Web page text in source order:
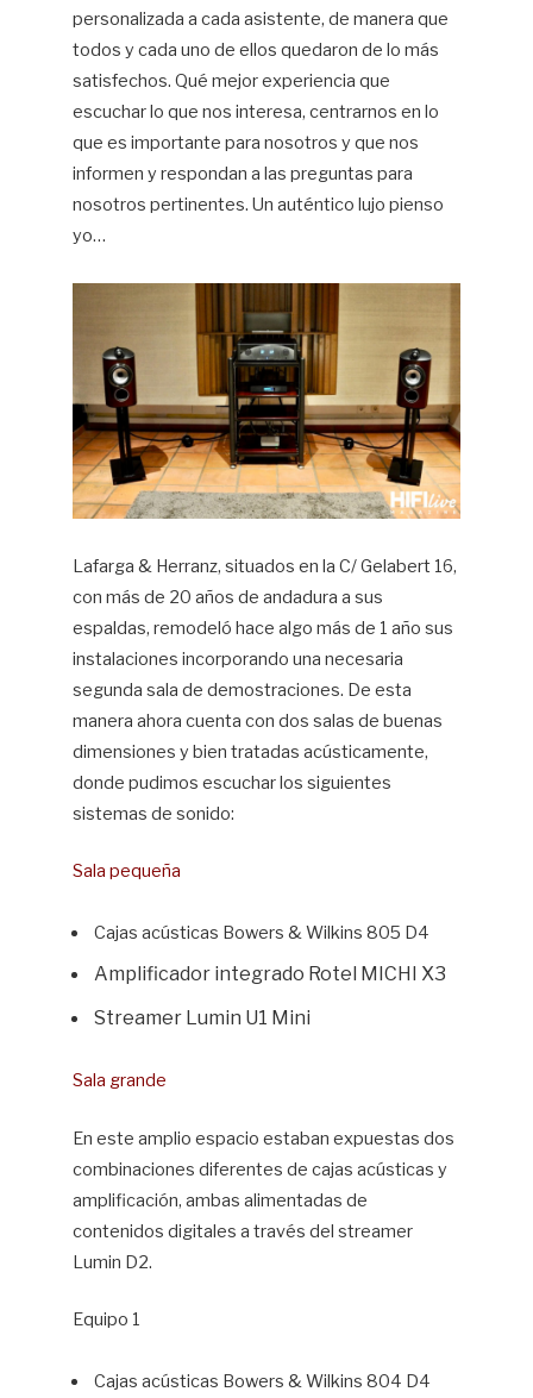
personalizada a cada asistente, de manera que
todos y cada uno de ellos quedaron de lo más
satisfechos. Qué mejor experiencia que
escuchar lo que nos interesa, centrarnos en lo
que es importante para nosotros y que nos
informen y respondan a las preguntas para
nosotros pertinentes. Un auténtico lujo pienso
yo…
Lafarga & Herranz, situados en la C/ Gelabert 16,
con más de 20 años de andadura a sus
espaldas, remodeló hace algo más de 1 año sus
instalaciones incorporando una necesaria
segunda sala de demostraciones. De esta
manera ahora cuenta con dos salas de buenas
dimensiones y bien tratadas acústicamente,
donde pudimos escuchar los siguientes
sistemas de sonido:
Sala pequeña
Cajas acústicas Bowers & Wilkins 805 D4
Amplificador integrado Rotel MICHI X3
Streamer Lumin U1 Mini
Sala grande
En este amplio espacio estaban expuestas dos
combinaciones diferentes de cajas acústicas y
amplificación, ambas alimentadas de
contenidos digitales a través del streamer
Lumin D2.
Equipo 1
Cajas acústicas Bowers & Wilkins 804 D4